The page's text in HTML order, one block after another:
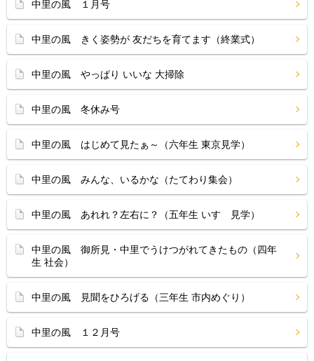
中里の風 １月号
中里の風 きく姿勢が 友だちを育てます（終業式）
中里の風 やっぱり いいな 大掃除
中里の風 冬休み号
中里の風 はじめて見たぁ～（六年生 東京見学）
中里の風 みんな、いるかな（たてわり集会）
中里の風 あれれ？左右に？（五年生 いすゞ見学）
中里の風 御所見・中里でうけつがれてきたもの（四年
生 社会）
中里の風 見聞をひろげる（三年生 市内めぐり）
中里の風 １２月号